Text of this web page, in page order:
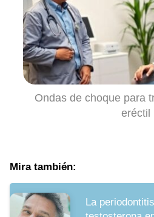
Ondas de choque para
eréctil
Mira también:
La